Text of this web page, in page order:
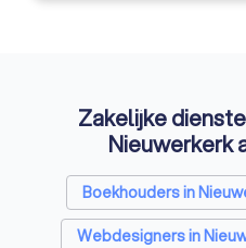
Zakelijke
Nieuwerkerk
Boekhouders in
Webdesigners in